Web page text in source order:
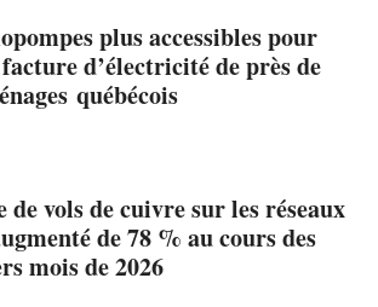
plus accessibles pour
d’électricité de près de
québécois
de vols de cuivre sur les réseaux
de 78 % au cours des
mois de 2026